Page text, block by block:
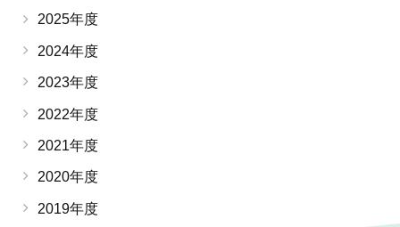
2025年度
2024年度
2023年度
2022年度
2021年度
2020年度
2019年度